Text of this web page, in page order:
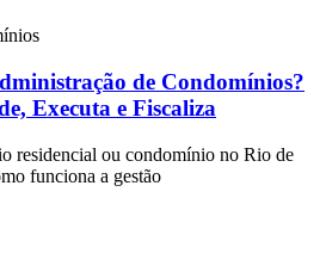
de Condomínios?
Executa e Fiscaliza
residencial ou condomínio no Rio de
funciona a gestão